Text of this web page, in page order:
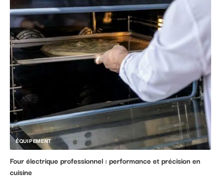
ÉQUIPEMENT
Four électrique professionnel : performance et précision en
cuisine